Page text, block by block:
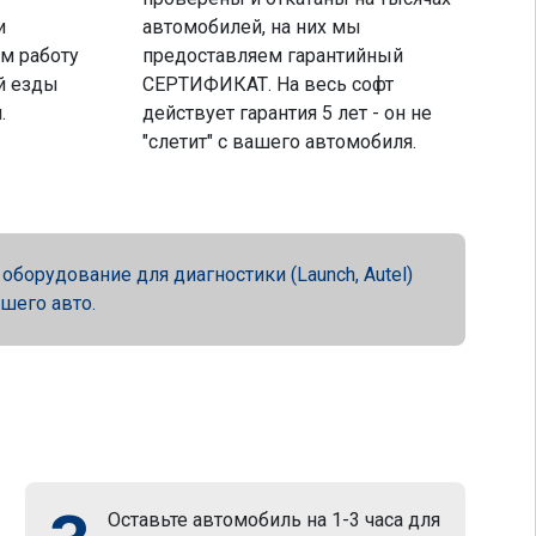
работу
езды
автомобилей, на них мы
предоставляем гарантийный
СЕРТИФИКАТ. На весь софт
действует гарантия 5 лет - он не
"слетит" с вашего автомобиля.
для диагностики (Launch, Autel)
авто.
Оставьте автомобиль на 1-3 часа для